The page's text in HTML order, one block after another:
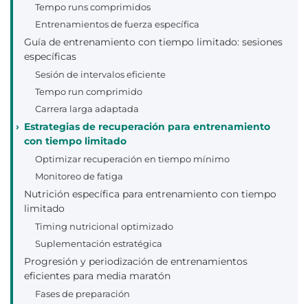
Tempo runs comprimidos
Entrenamientos de fuerza específica
Guía de entrenamiento con tiempo limitado: sesiones
específicas
Sesión de intervalos eficiente
Tempo run comprimido
Carrera larga adaptada
Estrategias de recuperación para entrenamiento
con tiempo limitado
Optimizar recuperación en tiempo mínimo
Monitoreo de fatiga
Nutrición específica para entrenamiento con tiempo
limitado
Timing nutricional optimizado
Suplementación estratégica
Progresión y periodización de entrenamientos
eficientes para media maratón
Fases de preparación